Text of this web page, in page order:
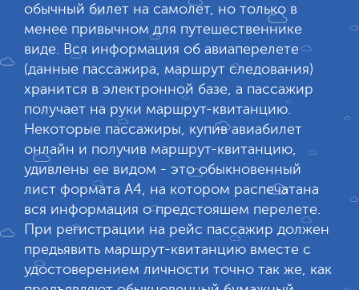
обычный билет на самолет, но только в
менее привычном для путешественнике
виде. Вся информация об авиаперелете
(данные пассажира, маршрут следования)
хранится в электронной базе, а пассажир
получает на руки маршрут-квитанцию.
Некоторые пассажиры, купив авиабилет
онлайн и получив маршрут-квитанцию,
удивлены ее видом - это обыкновенный
лист формата А4, на котором распечатана
вся информация о предстояшем перелете.
При регистрации на рейс пассажир должен
предьявить маршрут-квитанцию вместе с
удостоверением личности точно так же, как